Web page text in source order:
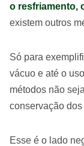
o resfriamento,
existem outros
Só para
vácuo e até o
métodos não
conservação
Esse é o lado